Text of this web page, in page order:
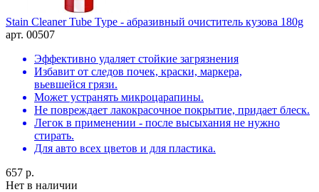
Stain Cleaner Tube Type - абразивный очиститель кузова 180g
арт. 00507
Эффективно удаляет стойкие загрязнения
Избавит от следов почек, краски, маркера,
вьевшейся грязи.
Может устранять микроцарапины.
Не повреждает лакокрасочное покрытие, придает блеск.
Легок в применении - после высыхания не нужно
стирать.
Для авто всех цветов и для пластика.
657 р.
Нет в наличии